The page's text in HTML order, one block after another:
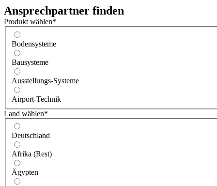
Ansprechpartner finden
Produkt wählen*
Bodensysteme
Bausysteme
Ausstellungs-Systeme
Airport-Technik
Land wählen*
Deutschland
Afrika (Rest)
Ägypten